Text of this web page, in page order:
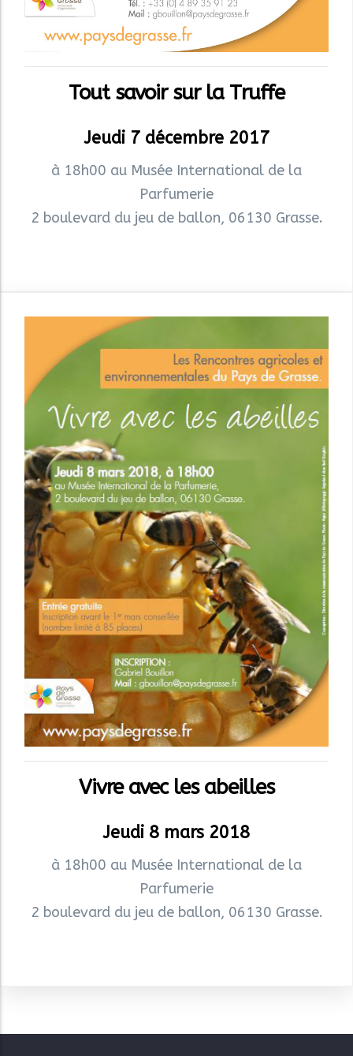
Tout savoir sur la Truffe
Jeudi 7 décembre 2017
à 18h00 au Musée International de la
Parfumerie
2 boulevard du jeu de ballon, 06130 Grasse.
Vivre avec les abeilles
Jeudi 8 mars 2018
à 18h00 au Musée International de la
Parfumerie
2 boulevard du jeu de ballon, 06130 Grasse.